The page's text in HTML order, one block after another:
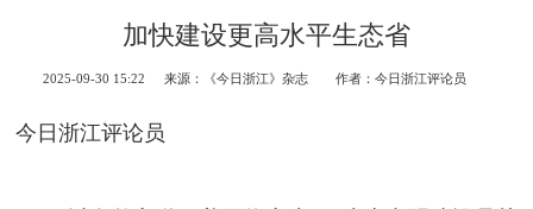
加快建设更高水平生态省
2025-09-30 15:22 来源：《今日浙江》杂志 作者：今日浙江评论员
今日浙江评论员